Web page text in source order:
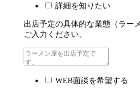
詳細を知りたい
出店予定の具体的な業態（ラー
ご入力ください。
WEB面談を希望する